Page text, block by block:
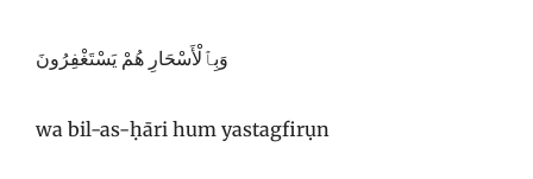
وَبِٱلْأَسْحَارِ هُمْ يَسْتَغْفِرُونَ
wa bil-as-ḥāri hum yastagfirụn